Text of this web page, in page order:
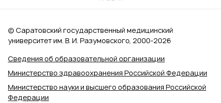
Сведения об образовательной организации
Министерство здравоохранения Российской Федерации
Министерство науки и высшего образования Российской
Федерации
© Саратовский государственный медицинский
университет им. В. И. Разумовского, 2000‑2026